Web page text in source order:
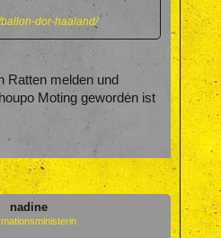
dor-haaland/
Ratten melden und
Moting geworden ist
nadine